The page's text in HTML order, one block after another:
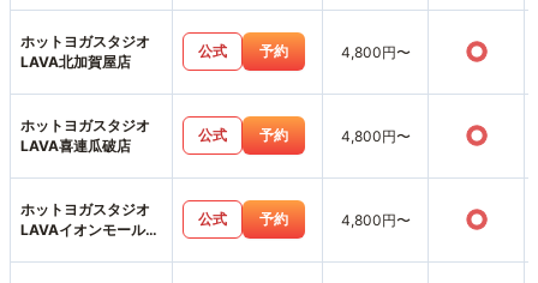
ホットヨガスタジオ
LAVA北加賀屋店
公式 予約 4,800円〜 ○
ホットヨガスタジオ
LAVA喜連瓜破店
公式 予約 4,800円〜 ○
ホットヨガスタジオ
LAVAイオンモール堺
公式 予約 4,800円〜 ○